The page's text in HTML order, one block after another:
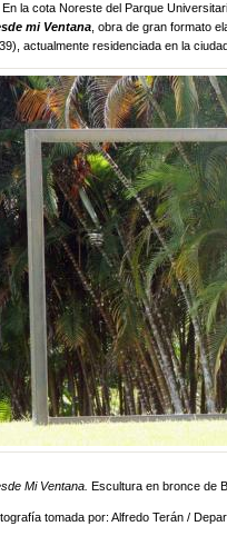
la cota Noreste del Parque
mi Ventana , obra de gran formato
actualmente residenciada en la
Mi Ventana. Escultura en bronce de
tomada por: Alfredo Terán /